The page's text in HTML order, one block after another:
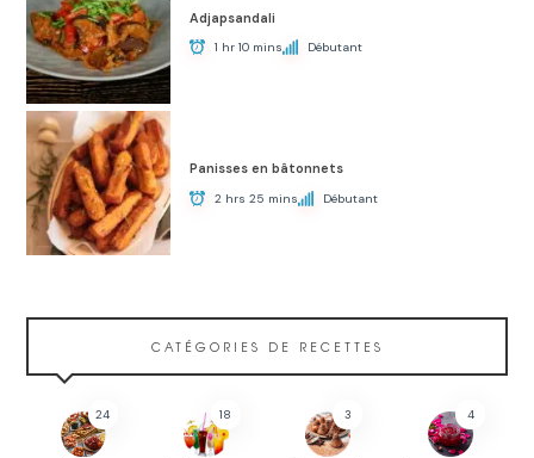
Adjapsandali
1 hr 10 mins Débutant
Panisses en bâtonnets
2 hrs 25 mins Débutant
CATÉGORIES DE RECETTES
24 18 3 4